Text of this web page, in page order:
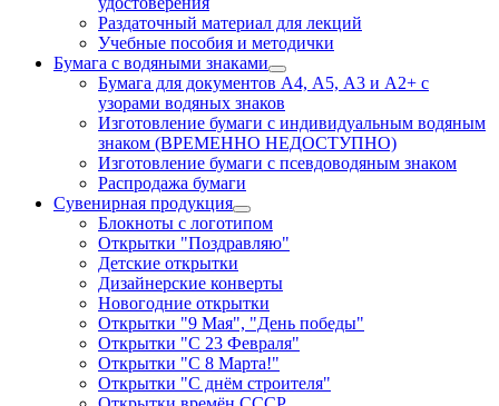
Раздаточный материал для лекций
Учебные пособия и методички
Бумага с водяными знаками
Бумага для документов А4, А5, А3 и А2+ с
узорами водяных знаков
Изготовление бумаги с индивидуальным водяным
знаком (ВРЕМЕННО НЕДОСТУПНО)
Изготовление бумаги с псевдоводяным знаком
Распродажа бумаги
Сувенирная продукция
Блокноты с логотипом
Открытки "Поздравляю"
Детские открытки
Дизайнерские конверты
Новогодние открытки
Открытки "9 Мая", "День победы"
Открытки "С 23 Февраля"
Открытки "С 8 Марта!"
Открытки "С днём строителя"